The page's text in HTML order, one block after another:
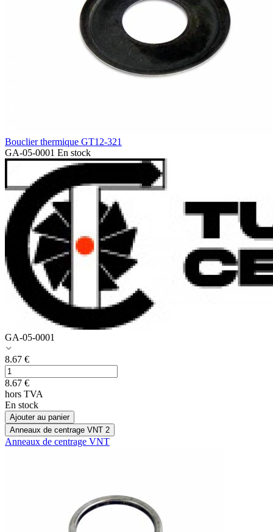
Bouclier thermique GT12-321
GA-05-0001 En stock
GA-05-0001
8.67 €
8.67 €
hors TVA
En stock
Ajouter au panier
Anneaux de centrage VNT 2
Anneaux de centrage VNT